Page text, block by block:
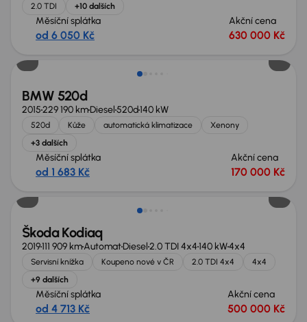
2.0 TDI
+10 dalších
Měsíční splátka
od 6 050 Kč
Akční cena
630 000 Kč
BMW 520d
2015229 190 kmDiesel520d140 kW
520d Kůže automatická klimatizace
Xenony
+3 dalších
Měsíční splátka
od 1 683 Kč
Akční cena
170 000 Kč
Zlevněno o 80 000 Kč
Škoda Kodiaq
2019111 909 kmAutomatDiesel2.0 TDI 4x4140 kW4x4
Servisní knížka Koupeno nové v ČR 2.0 TDI 4x4
4x4
+9 dalších
Měsíční splátka
od 4 713 Kč
Akční cena
500 000 Kč
Zlevněno o 10 000 Kč